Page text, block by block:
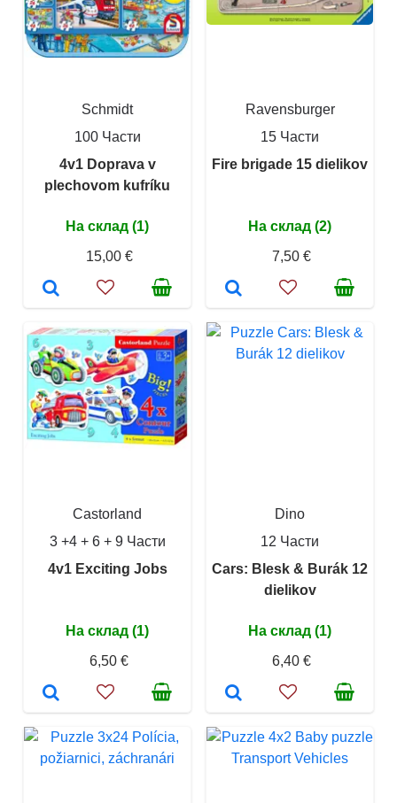
Schmidt
100 Части
4v1 Doprava v
plechovom kufríku
На склад (1)
15,00 €
Ravensburger
15 Части
Fire brigade 15 dielikov
На склад (2)
7,50 €
Castorland
3 +4 + 6 + 9 Части
4v1 Exciting Jobs
На склад (1)
6,50 €
Dino
12 Части
Cars: Blesk & Burák 12
dielikov
На склад (1)
6,40 €